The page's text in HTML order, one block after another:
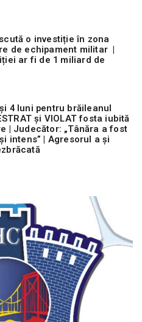
o investiție în zona
de echipament militar |
ar fi de 1 miliard de
și 4 luni pentru brăileanul
și VIOLAT fosta iubită
| Judecător: „Tânăra a fost
intens” | Agresorul a și